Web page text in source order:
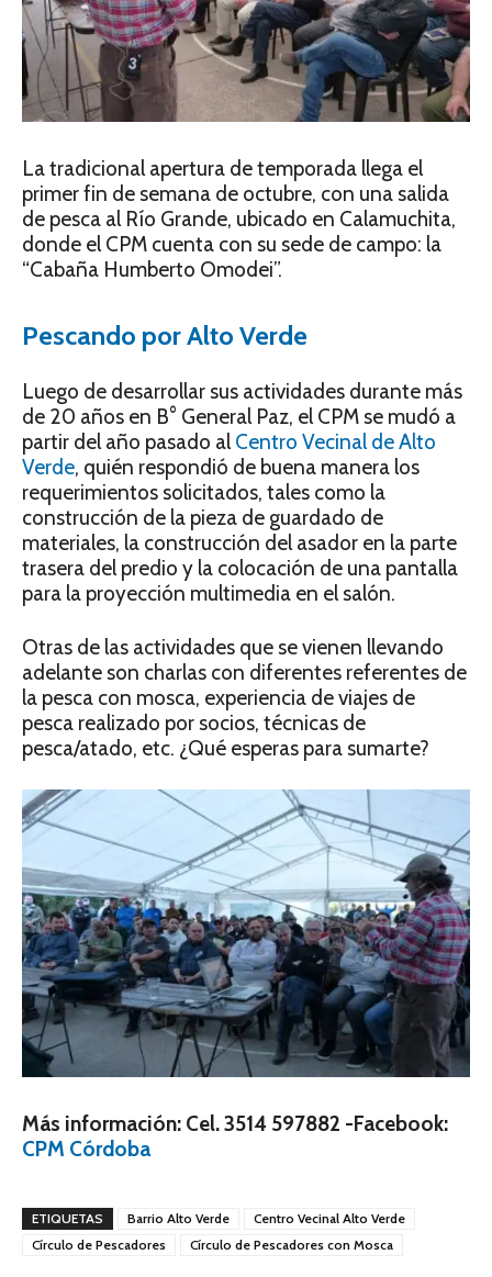
La tradicional apertura de temporada llega el
primer fin de semana de octubre, con una salida
de pesca al Río Grande, ubicado en Calamuchita,
donde el CPM cuenta con su sede de campo: la
“Cabaña Humberto Omodei”.
Pescando por Alto Verde
Luego de desarrollar sus actividades durante más
de 20 años en B° General Paz, el CPM se mudó a
partir del año pasado al Centro Vecinal de Alto
Verde, quién respondió de buena manera los
requerimientos solicitados, tales como la
construcción de la pieza de guardado de
materiales, la construcción del asador en la parte
trasera del predio y la colocación de una pantalla
para la proyección multimedia en el salón.
Otras de las actividades que se vienen llevando
adelante son charlas con diferentes referentes de
la pesca con mosca, experiencia de viajes de
pesca realizado por socios, técnicas de
pesca/atado, etc. ¿Qué esperas para sumarte?
Más información: Cel. 3514 597882 -Facebook:
CPM Córdoba
ETIQUETAS Barrio Alto Verde
Centro Vecinal Alto Verde
Círculo de Pescadores
Círculo de Pescadores con Mosca